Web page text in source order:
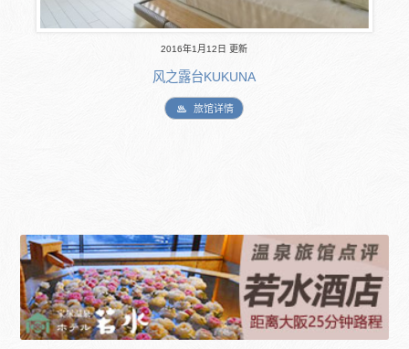
2016年1月12日 更新
风之露台KUKUNA
旅馆详情